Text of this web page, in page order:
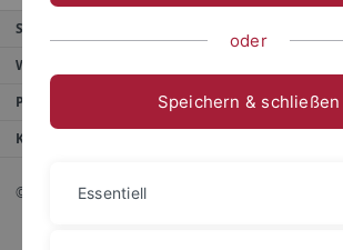
Service
Weitere Angebote
Portale
Kontaktinfo
© 2026 Eberhard Karls Universität Tübingen, Tübingen
oder
Speichern & schließen
Essentiell